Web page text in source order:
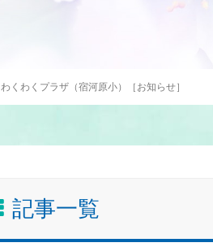
わくわくプラザ（宿河原小）［お知らせ］
記事一覧